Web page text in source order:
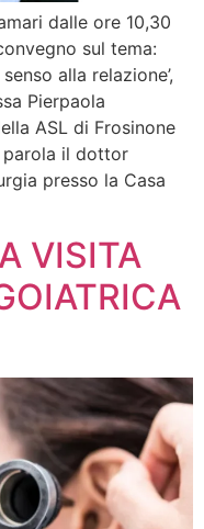
dalle ore 10,30
sul tema:
alla relazione’,
Pierpaola
ASL di Frosinone
parola il dottor
presso la Casa
VISITA